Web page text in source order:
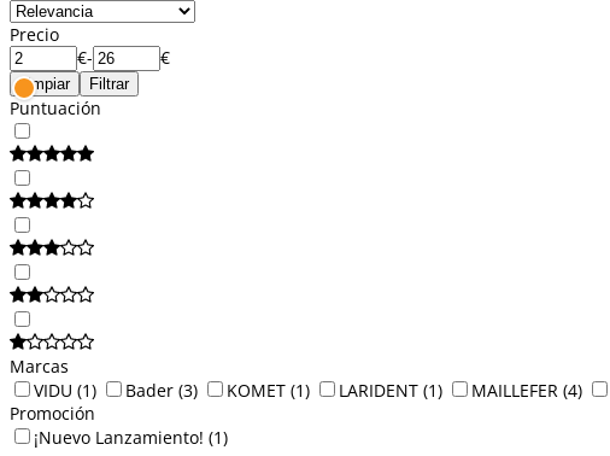
Precio
€- €
Limpiar Filtrar
Puntuación
Marcas
VIDU (1) Bader (3) KOMET (1) LARIDENT (1) MAILLEFER (4)
Promoción
¡Nuevo Lanzamiento! (1)